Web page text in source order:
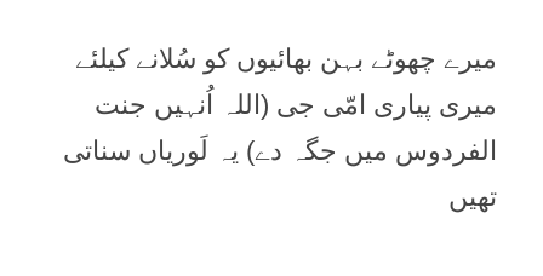
ميرے چھوٹے بہن بھائیوں کو سُلانے کيلئے
ميری پیاری امّی جی (اللہ اُنہيں جنت
الفردوس ميں جگہ دے) یہ لَورياں سناتی
تھيں